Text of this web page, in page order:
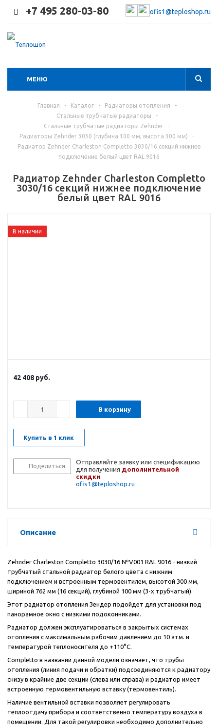
+7 495 280-03-80 ofis1@teploshop.ru
МЕНЮ
Главная - Каталог - Радиаторы отопления
-
Стальные трубчатые радиаторы
-
Стальные трубчатые радиаторы Zehnder
-
Радиаторы Zehnder 3030 (глубина 100 мм, высота 300 мм)
-
Радиатор Zehnder Charleston Completto 3030/16 секций нижнее
подключение белый цвет RAL 9016
Радиатор Zehnder Charleston Completto
3030/16 секций нижнее подключение
белый цвет RAL 9016
В наличии
42 408 руб.
В корзину
Купить в 1 клик
Поделиться
Отправляйте заявку или спецификацию
для получения дополнительной
скидки
ofis1@teploshop.ru
Описание
Zehnder Charleston Completto 3030/16 №V001 RAL 9016 - низкий
трубчатый стальной радиатор белого цвета с нижним
подключением и встроенным термовентилем, высотой 300 мм,
шириной 762 мм (16 секций), глубиной 100 мм (3-х трубчатый).
Этот радиатор отопления Зендер подойдет для установки под
панорамное окно с низкими подоконниками.
Радиатор должен эксплуатироваться в закрытых системах
отопления с максимальным рабочим давлением до 10 атм. и
температурой теплоносителя до +110°C.
Completto в названии данной модели означает, что трубы
отопления (линия подачи и обратки) подсоединяются к радиатору
снизу в крайние две секции (слева или справа) и радиатор имеет
встроенную термовентильную вставку (термовентиль).
Наличие вентильной вставки позволяет регулировать
теплоотдачу прибора и соответственно температуру воздуха в
помещении. Для такой регулировки необходимо дополнительно